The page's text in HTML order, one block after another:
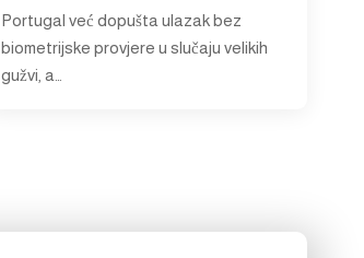
Portugal već dopušta ulazak bez
biometrijske provjere u slučaju velikih
gužvi, a…